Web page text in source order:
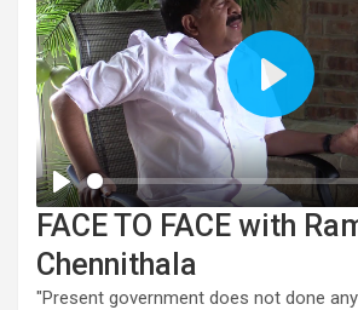
FACE TO FACE with
Chennithala
"Present government does not done